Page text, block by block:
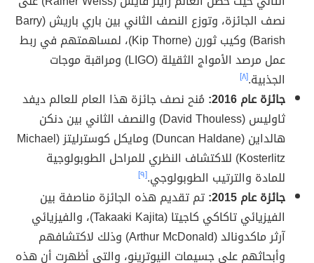
نصف الجائزة، وتوزع النصف الثاني بين باري باريش (Barry
Barish) وكيب ثورن (Kip Thorne)، لمساهمتهم في ربط
عمل مرصد الأمواج الثقيلة (LIGO) ومراقبة موجات
الجذبية.[٨]
جائزة عام 2016:
مُنح نصف جائزة هذا العام للعالم ديفد
ثاوليس (David Thouless) والنصف الثاني بين دنكن
هالداين (Duncan Haldane) ومايكل كوسترليتز (Michael
Kosterlitz) للاكتشاف النظري للمراحل الطوبولوجية
للمادة والترتيب الطوبولوجي.[٩]
جائزة عام 2015:
تم تقديم هذه الجائزة مناصفة بين
الفيزيائي تاكاكي كاجيتا (Takaaki Kajita)، والفيزيائي
آرثر ماكدونالد (Arthur McDonald) وذلك لاكتشافهم
وأبحاثهم على جسيمات النيوترينو، والتي أظهرت أن هذه